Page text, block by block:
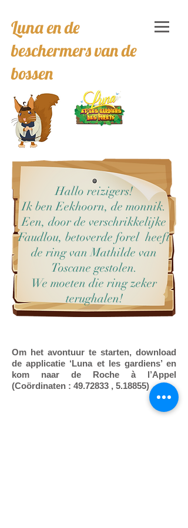
Luna en de
beschermers van de
bossen
Hallo reizigers!
Ik ben Eekhoorn, de monnik.
Een, door de verschrikkelijke
Faudlou, betoverde forel heeft
de ring van Mathilde van
Toscane gestolen.
We moeten die ring zeker
terughalen!
Om het avontuur te starten, download
de applicatie ‘Luna et les gardiens’ en
kom naar de Roche à l’Appel
(Coördinaten : 49.72833 , 5.18855)